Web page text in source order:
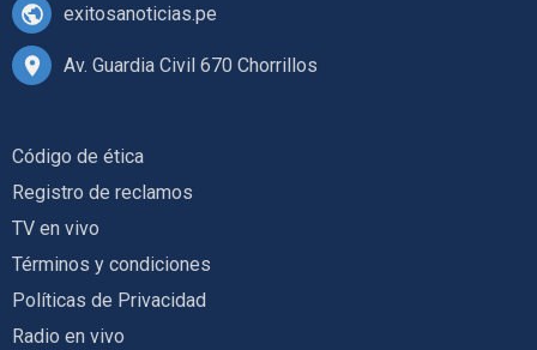
exitosanoticias.pe
Av. Guardia Civil 670 Chorrillos
Código de ética
Registro de reclamos
TV en vivo
Términos y condiciones
Políticas de Privacidad
Radio en vivo